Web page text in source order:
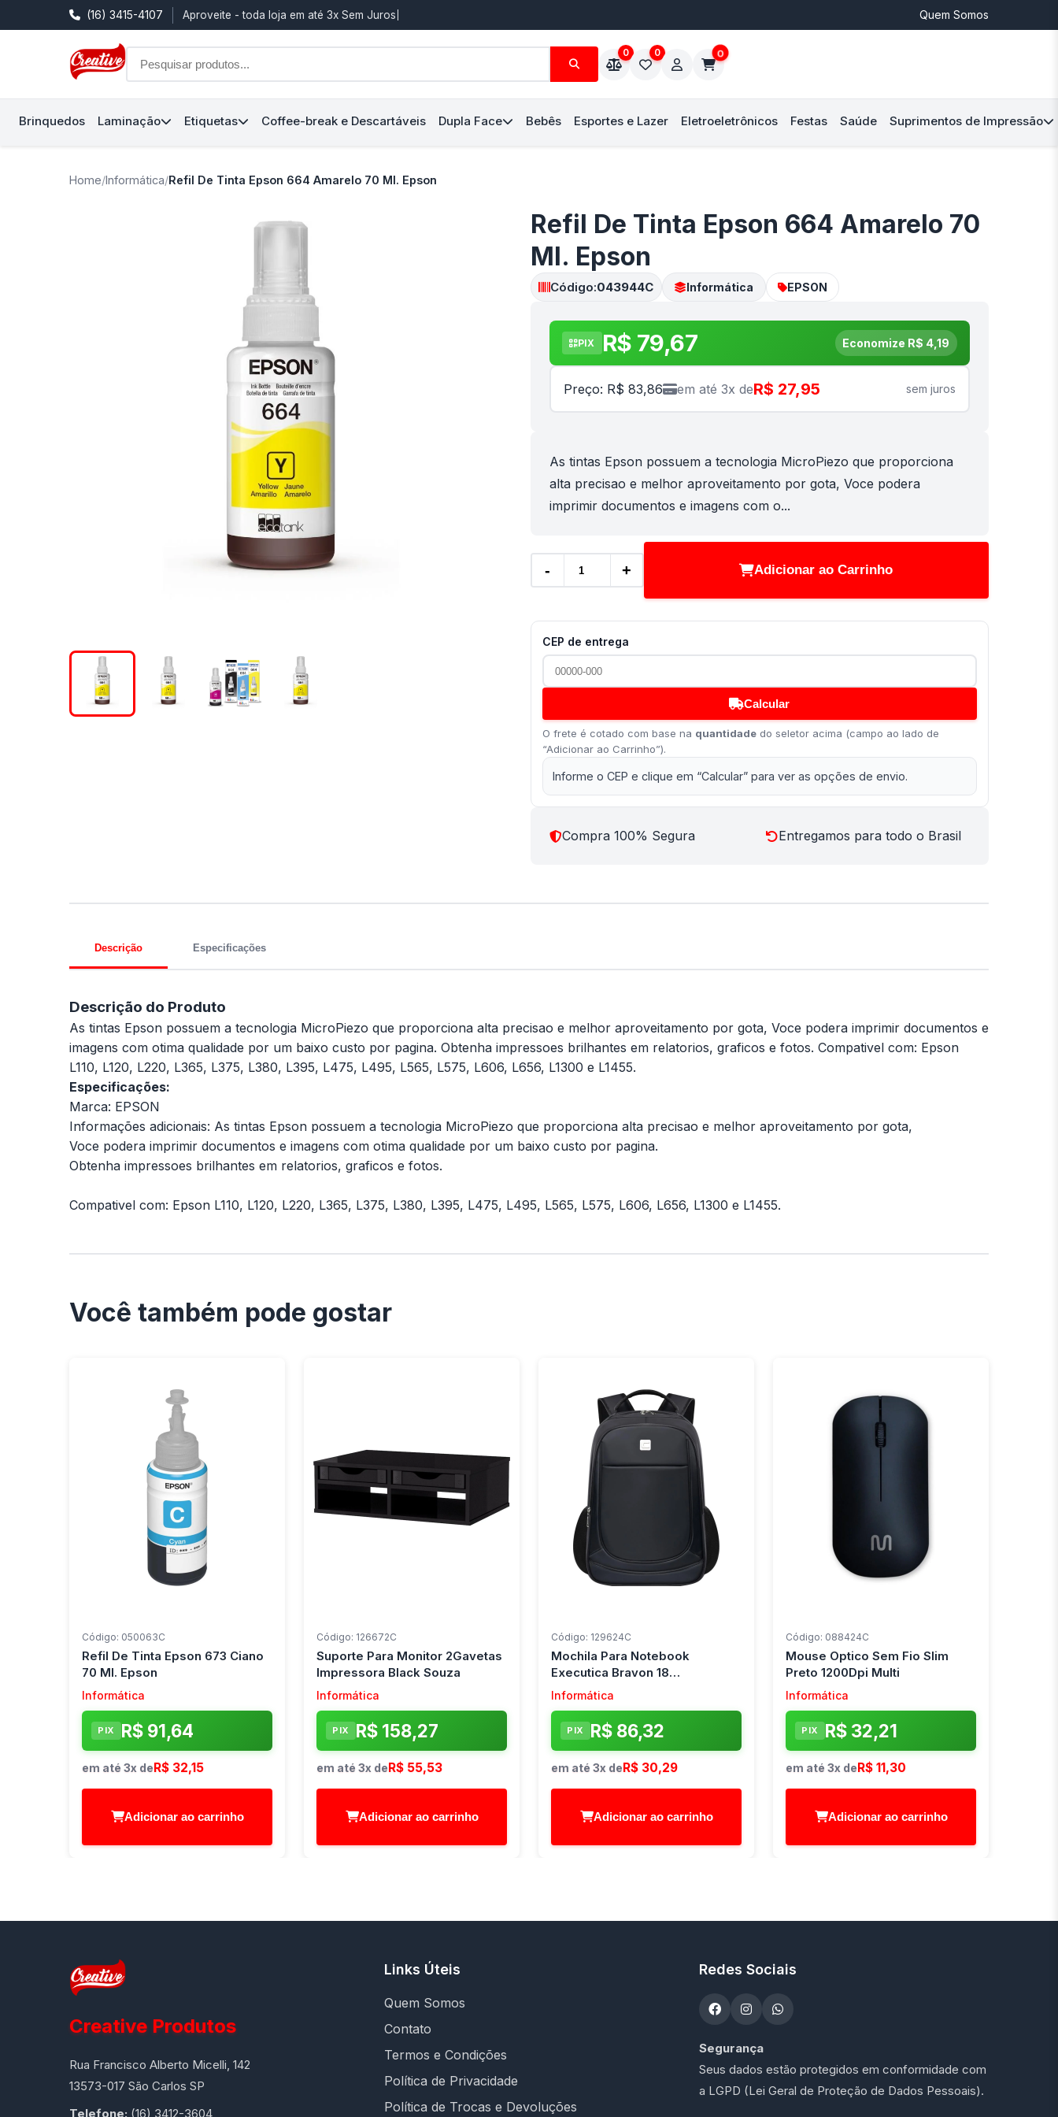
(16) 3415-4107 Aproveite - toda loja em até 3x Sem Juros Quem Somos
0 0 0
Brinquedos Laminação Etiquetas Coffee-break e Descartáveis Dupla Face Bebês Esportes e Lazer Eletroeletrônicos Festas Saúde Suprimentos de Impressão
Home/Informática/Refil De Tinta Epson 664 Amarelo 70 Ml. Epson
Refil De Tinta Epson 664 Amarelo 70
Ml. Epson
Código:043944C Informática EPSON
PIX R$ 79,67 Economize R$ 4,19
Preço: R$ 83,86 em até 3x deR$ 27,95 sem juros
As tintas Epson possuem a tecnologia MicroPiezo que proporciona
alta precisao e melhor aproveitamento por gota, Voce podera
imprimir documentos e imagens com o...
- + Adicionar ao Carrinho
CEP de entrega
Calcular
O frete é cotado com base na quantidadedo seletor acima (campo ao lado de
“Adicionar ao Carrinho”).
Informe o CEP e clique em “Calcular” para ver as opções de envio.
Compra 100% Segura Entregamos para todo o Brasil
Descrição Especificações
Descrição do Produto
As tintas Epson possuem a tecnologia MicroPiezo que proporciona alta precisao e melhor aproveitamento por gota, Voce podera imprimir documentos e
imagens com otima qualidade por um baixo custo por pagina. Obtenha impressoes brilhantes em relatorios, graficos e fotos. Compativel com: Epson
L110, L120, L220, L365, L375, L380, L395, L475, L495, L565, L575, L606, L656, L1300 e L1455.
Especificações:
Marca: EPSON
Informações adicionais: As tintas Epson possuem a tecnologia MicroPiezo que proporciona alta precisao e melhor aproveitamento por gota,
Voce podera imprimir documentos e imagens com otima qualidade por um baixo custo por pagina.
Obtenha impressoes brilhantes em relatorios, graficos e fotos.
Compativel com: Epson L110, L120, L220, L365, L375, L380, L395, L475, L495, L565, L575, L606, L656, L1300 e L1455.
Você também pode gostar
Código: 050063C
Refil De Tinta Epson 673 Ciano
70 Ml. Epson
Informática
PIX R$ 91,64
em até 3x deR$ 32,15
Adicionar ao carrinho
Código: 126672C
Suporte Para Monitor 2Gavetas
Impressora Black Souza
Informática
PIX R$ 158,27
em até 3x deR$ 55,53
Adicionar ao carrinho
Código: 129624C
Mochila Para Notebook
Executica Bravon 18
Poleagadas Yins
Informática
PIX R$ 86,32
em até 3x deR$ 30,29
Adicionar ao carrinho
Código: 088424C
Mouse Optico Sem Fio Slim
Preto 1200Dpi Multi
Informática
PIX R$ 32,21
em até 3x deR$ 11,30
Adicionar ao carrinho
Creative Produtos
Rua Francisco Alberto Micelli, 142
13573-017 São Carlos SP
Telefone: (16) 3412-3604
Links Úteis
Quem Somos
Contato
Termos e Condições
Política de Privacidade
Política de Trocas e Devoluções
Redes Sociais
Segurança
Seus dados estão protegidos em conformidade com
a LGPD (Lei Geral de Proteção de Dados Pessoais).